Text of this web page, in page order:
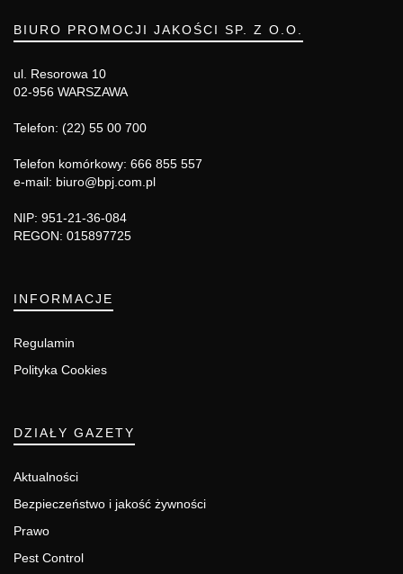
BIURO PROMOCJI JAKOŚCI SP. Z O.O.
ul. Resorowa 10
02-956 WARSZAWA
Telefon: (22) 55 00 700
Telefon komórkowy: 666 855 557
e-mail: biuro@bpj.com.pl
NIP: 951-21-36-084
REGON: 015897725
INFORMACJE
Regulamin
Polityka Cookies
DZIAŁY GAZETY
Aktualności
Bezpieczeństwo i jakość żywności
Prawo
Pest Control